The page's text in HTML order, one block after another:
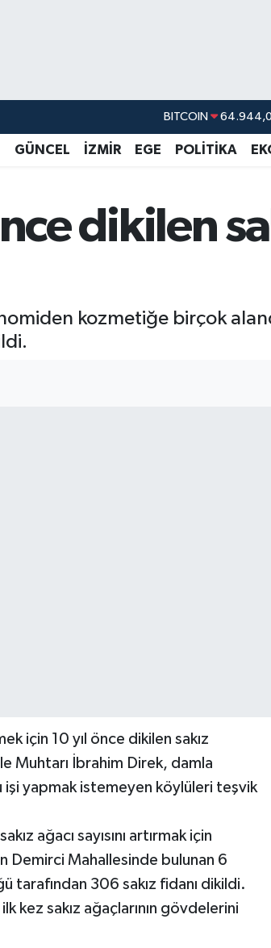
DOLAR
EURO
GRAM ALTIN
BİST100
GÜNCEL İZMİR EGE POLİTİKA
dikilen
kozmetiğe birçok
için 10 yıl önce dikilen sakız
Muhtarı İbrahim Direk, damla
işi yapmak istemeyen köylüleri teşvik
ağacı sayısını artırmak için
Demirci Mahallesinde bulunan 6
tarafından 306 sakız fidanı dikildi.
ilk kez sakız ağaçlarının gövdelerini